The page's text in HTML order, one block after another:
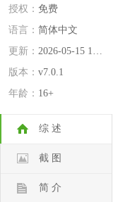
授权： 免费
语言： 简体中文
更新：
2026-05-15 16:00:30
版本： v7.0.1
年龄： 16+
综 述
截 图
简 介